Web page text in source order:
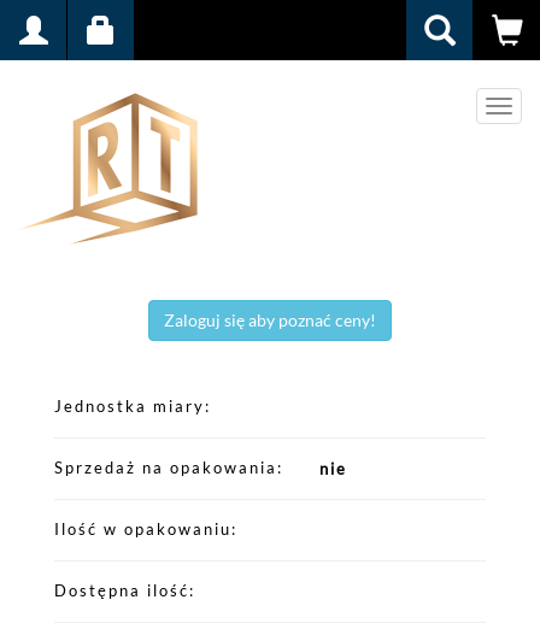
Menu
Zaloguj się aby poznać ceny!
Jednostka miary
Sprzedaż na opakowania nie
Ilość w opakowaniu
Dostępna ilość